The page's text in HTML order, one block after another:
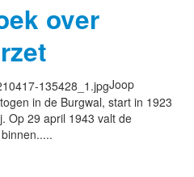
over
Joop
in de Burgwal, start in 1923
Op 29 april 1943 valt de